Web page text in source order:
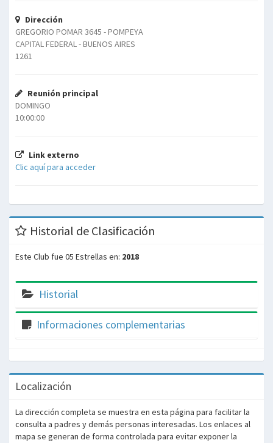
Dirección
GREGORIO POMAR 3645 - POMPEYA
CAPITAL FEDERAL - BUENOS AIRES
1261
Reunión principal
DOMINGO
10:00:00
Link externo
Clic aquí para acceder
Historial de Clasificación
Este Club fue 05 Estrellas en: 2018
Historial
Informaciones complementarias
Localización
La dirección completa se muestra en esta página para facilitar la
consulta a padres y demás personas interesadas. Los enlaces al
mapa se generan de forma controlada para evitar exponer la